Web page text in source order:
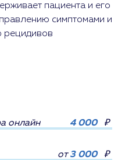
пациента и его
симптомами и
рецидивов
онлайн 4 000 ₽
от3 000 ₽